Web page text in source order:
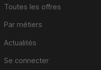
Toutes les offres
Par métiers
Actualités
Se connecter